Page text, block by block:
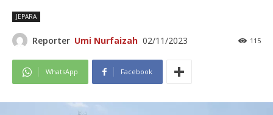
JEPARA
Reporter Umi Nurfaizah 02/11/2023 115
WhatsApp Facebook